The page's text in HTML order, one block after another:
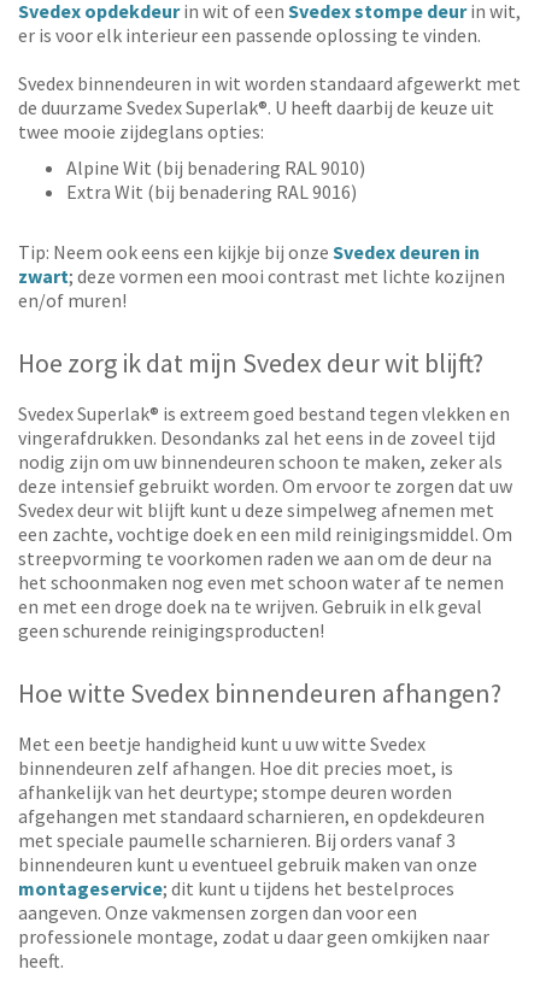
Svedex opdekdeurin wit of een Svedex stompe deurin wit,
er is voor elk interieur een passende oplossing te vinden.
Svedex binnendeuren in wit worden standaard afgewerkt met
de duurzame Svedex Superlak®. U heeft daarbij de keuze uit
twee mooie zijdeglans opties:
Alpine Wit (bij benadering RAL 9010)
Extra Wit (bij benadering RAL 9016)
Tip: Neem ook eens een kijkje bij onze Svedex deuren in
zwart; deze vormen een mooi contrast met lichte kozijnen
en/of muren!
Hoe zorg ik dat mijn Svedex deur wit blijft?
Svedex Superlak® is extreem goed bestand tegen vlekken en
vingerafdrukken. Desondanks zal het eens in de zoveel tijd
nodig zijn om uw binnendeuren schoon te maken, zeker als
deze intensief gebruikt worden. Om ervoor te zorgen dat uw
Svedex deur wit blijft kunt u deze simpelweg afnemen met
een zachte, vochtige doek en een mild reinigingsmiddel. Om
streepvorming te voorkomen raden we aan om de deur na
het schoonmaken nog even met schoon water af te nemen
en met een droge doek na te wrijven. Gebruik in elk geval
geen schurende reinigingsproducten!
Hoe witte Svedex binnendeuren afhangen?
Met een beetje handigheid kunt u uw witte Svedex
binnendeuren zelf afhangen. Hoe dit precies moet, is
afhankelijk van het deurtype; stompe deuren worden
afgehangen met standaard scharnieren, en opdekdeuren
met speciale paumelle scharnieren. Bij orders vanaf 3
binnendeuren kunt u eventueel gebruik maken van onze
montageservice; dit kunt u tijdens het bestelproces
aangeven. Onze vakmensen zorgen dan voor een
professionele montage, zodat u daar geen omkijken naar
heeft.